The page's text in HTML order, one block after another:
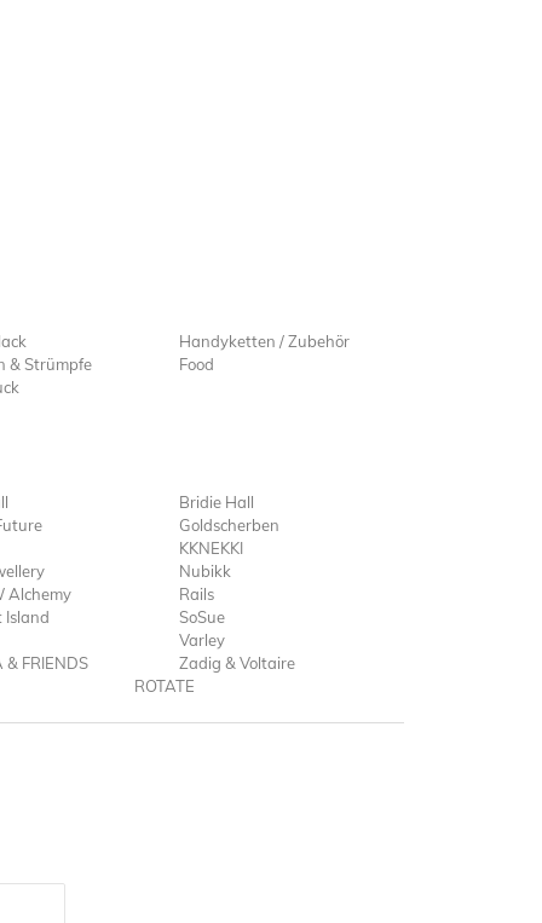
Handyketten / Zubehör
& Strümpfe
Food
Bridie Hall
Goldscherben
KKNEKKI
Nubikk
Alchemy
Rails
Island
SoSue
Varley
& FRIENDS
Zadig & Voltaire
ROTATE